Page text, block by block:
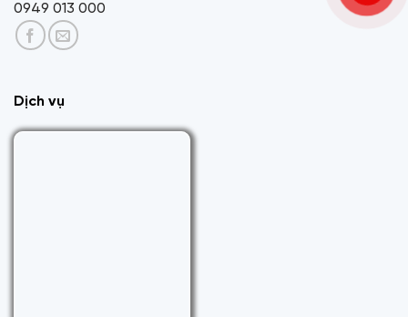
0949 013 000
Dịch vụ